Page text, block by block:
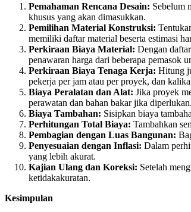
Pemahaman Rencana Desain: Sebelum
khusus yang akan dimasukkan.
Pemilihan Material Konstruksi:
memiliki daftar material beserta estimasi
Perkiraan Biaya Material: Dengan
penawaran harga dari beberapa pemasok
Perkiraan Biaya Tenaga Kerja: Hitung
pekerja per jam atau per proyek, dan
Biaya Peralatan dan Alat: Jika proyek
perawatan dan bahan bakar jika diperlukan.
Biaya Tambahan: Sisipkan biaya
Perhitungan Total Biaya: Tambahkan
Pembagian dengan Luas Bangunan:
Penyesuaian dengan Inflasi: Dalam
yang lebih akurat.
Kajian Ulang dan Koreksi: Setelah
ketidakakuratan.
Kesimpulan